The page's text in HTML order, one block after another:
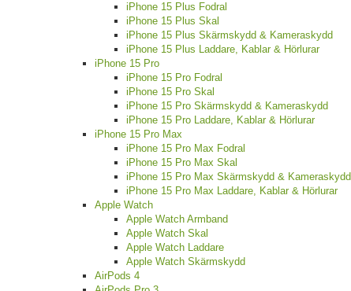
iPhone 15 Plus Fodral
iPhone 15 Plus Skal
iPhone 15 Plus Skärmskydd & Kameraskydd
iPhone 15 Plus Laddare, Kablar & Hörlurar
iPhone 15 Pro
iPhone 15 Pro Fodral
iPhone 15 Pro Skal
iPhone 15 Pro Skärmskydd & Kameraskydd
iPhone 15 Pro Laddare, Kablar & Hörlurar
iPhone 15 Pro Max
iPhone 15 Pro Max Fodral
iPhone 15 Pro Max Skal
iPhone 15 Pro Max Skärmskydd & Kameraskydd
iPhone 15 Pro Max Laddare, Kablar & Hörlurar
Apple Watch
Apple Watch Armband
Apple Watch Skal
Apple Watch Laddare
Apple Watch Skärmskydd
AirPods 4